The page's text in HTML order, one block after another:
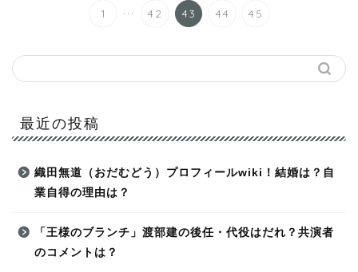
1 ... 42 43 44 45
最近の投稿
織田無道（おだむどう）プロフィールwiki！結婚は？自
業自得の理由は？
「王様のブランチ」渡部建の後任・代役はだれ？共演者
のコメントは？